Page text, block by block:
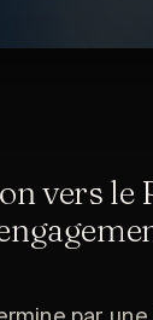
vers le